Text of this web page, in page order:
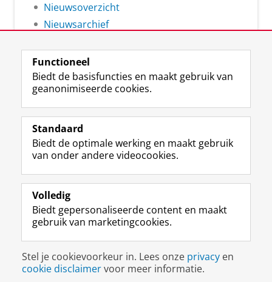
Nieuwsoverzicht
Nieuwsarchief
Volg de RUG
F
a
e
b
o
p
a
i
n
a
L
i
k
e
I
-
p
g
i
n
R
S
-
f
e
R
k
s
u
I
n
t
r
m
c
c
o
Y
o
T
e
k
a
a
Studiekiezers
Alumni
Over ons
Disclaimer & Copyright
Inloggen
Functioneel
Biedt de basisfuncties en maakt gebruik van
geanonimiseerde cookies.
Standaard
Biedt de optimale werking en maakt gebruik
van onder andere videocookies.
Volledig
Biedt gepersonaliseerde content en maakt
gebruik van marketingcookies.
Stel je cookievoorkeur in. Lees onze privacy en
cookie disclaimervoor meer informatie.